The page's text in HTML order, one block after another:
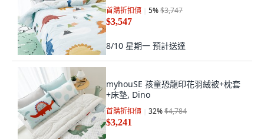
首購折扣價 5%$3,747
$3,547
8/10 星期一 預計送達
myhouSE 孩童恐龍印花羽絨被+枕套
+床墊, Dino
首購折扣價 32%$4,784
$3,241